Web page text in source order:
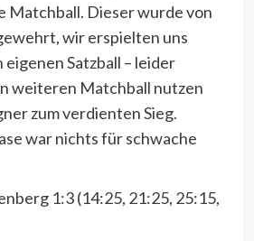
Matchball. Dieser wurde von
wir erspielten uns
eigenen Satzball – leider
weiteren Matchball nutzen
zum verdienten Sieg.
war nichts für schwache
1:3 (14:25, 21:25, 25:15,